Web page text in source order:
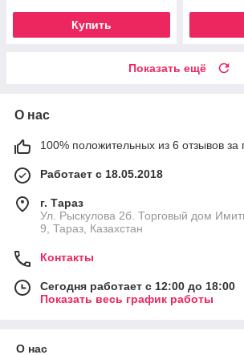
Купить
Показать ещё
О нас
100% положительных из 6 отзывов за
Работает с 18.05.2018
г. Тараз
Ул. Рыскулова 2б. Торговый дом
9, Тараз, Казахстан
Контакты
Сегодня работает с 12:00 до 18:00
Показать весь график работы
О нас